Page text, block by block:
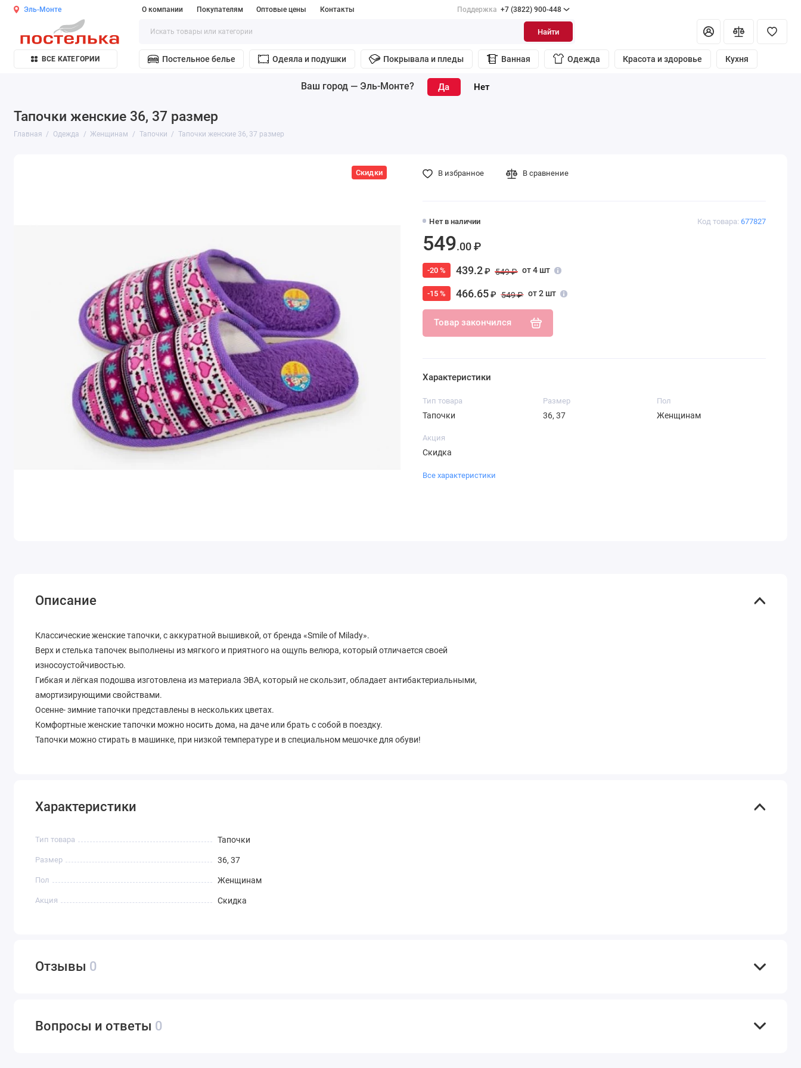
Эль-Монте О компании Покупателям Оптовые цены Контакты Поддержка +7 (3822) 900-448
Найти
ВСЕ КАТЕГОРИИ Постельное белье Одеяла и подушки Покрывала и пледы Ванная Одежда Красота и здоровье Кухня
Ваш город — Эль-Монте?
Тапочки женские 36, 37 размер
Главная Одежда Женщинам Тапочки Тапочки женские 36, 37 размер
Скидки
Код товара: 677827
Нет в наличии
549.00 ₽
-20 % 439.2₽ 549 ₽ от 4 шт
-15 % 466.65₽ 549 ₽ от 2 шт
Товар закончился
В избранное В сравнение
Характеристики
Тип товара
Тапочки
Размер
36, 37
Пол
Женщинам
Акция
Скидка
Все характеристики
Описание
Классические женские тапочки, с аккуратной вышивкой, от бренда «Smile of Milady».
Верх и стелька тапочек выполнены из мягкого и приятного на ощупь велюра, который отличается своей
износоустойчивостью.
Гибкая и лёгкая подошва изготовлена из материала ЭВА, который не скользит, обладает антибактериальными,
амортизирующими свойствами.
Осенне- зимние тапочки представлены в нескольких цветах.
Комфортные женские тапочки можно носить дома, на даче или брать с собой в поездку.
Тапочки можно стирать в машинке, при низкой температуре и в специальном мешочке для обуви!
Характеристики
Тип товара Тапочки
Размер 36, 37
Пол Женщинам
Акция Скидка
Отзывы 0
Вопросы и ответы 0